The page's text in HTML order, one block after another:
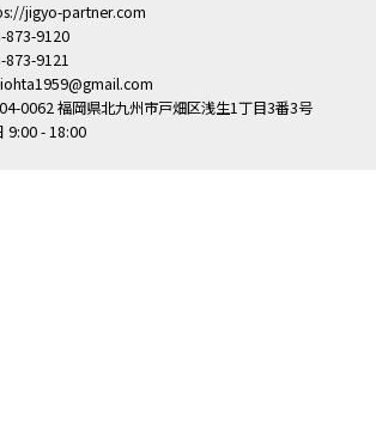
jigyo-partner.com
873-9120
873-9121
0062福岡県北九州市戸畑区浅生1丁目3番3号
9:00 - 18:00